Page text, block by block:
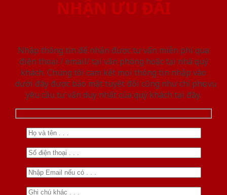
NHẬN ƯU ĐÃI
Nhập thông tin để nhận được tư vấn miễn phí qua
điện thoại / email/ tại văn phòng hoặc tại nhà quý
khách. Chúng tôi cam kết mọi thông tin nhập vào
dưới đây được bảo mật tuyệt đối cũng như chỉ phục vụ
yêu cầu tư vấn duy nhất của quý khách tại đây.